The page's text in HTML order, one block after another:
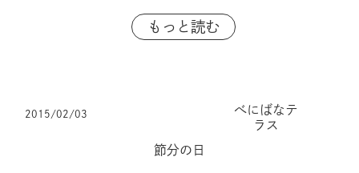
もっと読む
2015/02/03
べにばなテ
ラス
節分の日